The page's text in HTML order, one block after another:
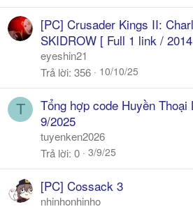
[PC] Crusader Kings II:
SKIDROW [ Full 1 link /
eyeshin21
Trả lời 356 10/10/25
T
Tổng hợp code Huyền Thoại
9/2025
tuyenken2026
Trả lời 0 3/9/25
[PC] Cossack 3
nhinhonhinho